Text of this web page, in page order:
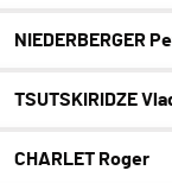
NIEDERBERGER
TSUTSKIRIDZE
CHARLET Roger